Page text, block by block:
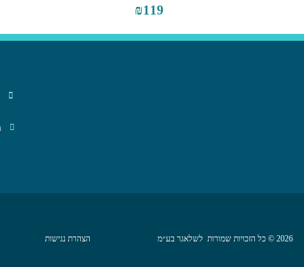
₪119
2026 © כל הזכויות שמורות לשלאגר בע״מ הצהרת נגישות